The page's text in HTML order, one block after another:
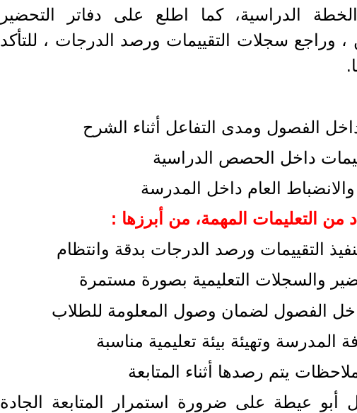
الخطة الدراسية، كما اطلع على دفاتر التحضير
وراجع سجلات التقييمات ورصد الدرجات ، للتأكد
الفصول ومدى التفاعل أثناء الشرح
داخل الحصص الدراسية
العام داخل المدرسة
من التعليمات المهمة، من أبرزها :
التقييمات ورصد الدرجات بدقة وانتظام
والسجلات التعليمية بصورة مستمرة
الفصول لضمان وصول المعلومة للطلاب
المدرسة وتهيئة بيئة تعليمية مناسبة
يتم رصدها أثناء المتابعة
أبو عيطة على ضرورة استمرار المتابعة الجادة